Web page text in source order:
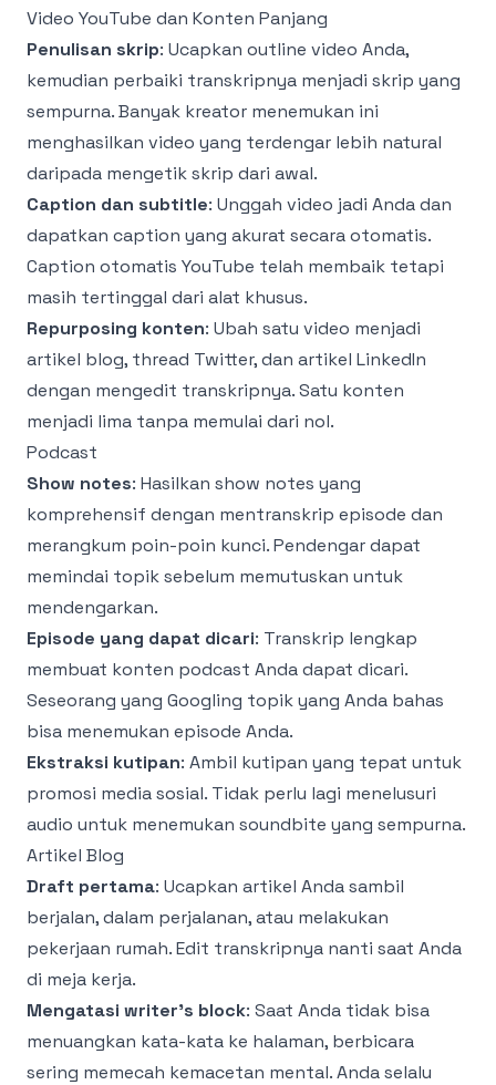
Video YouTube dan Konten Panjang
Penulisan skrip: Ucapkan outline video Anda,
kemudian perbaiki transkripnya menjadi skrip yang
sempurna. Banyak kreator menemukan ini
menghasilkan video yang terdengar lebih natural
daripada mengetik skrip dari awal.
Caption dan subtitle: Unggah video jadi Anda dan
dapatkan caption yang akurat secara otomatis.
Caption otomatis YouTube telah membaik tetapi
masih tertinggal dari alat khusus.
Repurposing konten: Ubah satu video menjadi
artikel blog, thread Twitter, dan artikel LinkedIn
dengan mengedit transkripnya. Satu konten
menjadi lima tanpa memulai dari nol.
Podcast
Show notes: Hasilkan show notes yang
komprehensif dengan mentranskrip episode dan
merangkum poin-poin kunci. Pendengar dapat
memindai topik sebelum memutuskan untuk
mendengarkan.
Episode yang dapat dicari: Transkrip lengkap
membuat konten podcast Anda dapat dicari.
Seseorang yang Googling topik yang Anda bahas
bisa menemukan episode Anda.
Ekstraksi kutipan: Ambil kutipan yang tepat untuk
promosi media sosial. Tidak perlu lagi menelusuri
audio untuk menemukan soundbite yang sempurna.
Artikel Blog
Draft pertama: Ucapkan artikel Anda sambil
berjalan, dalam perjalanan, atau melakukan
pekerjaan rumah. Edit transkripnya nanti saat Anda
di meja kerja.
Mengatasi writer's block: Saat Anda tidak bisa
menuangkan kata-kata ke halaman, berbicara
sering memecah kemacetan mental. Anda selalu